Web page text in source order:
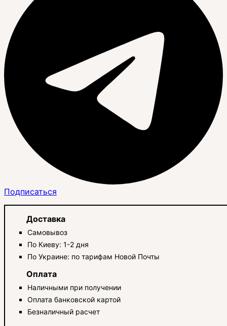
Подписаться
Доставка
Самовывоз
По Киеву: 1-2 дня
По Украине: по тарифам Новой Почты
Оплата
Наличными при получении
Оплата банковской картой
Безналичный расчет